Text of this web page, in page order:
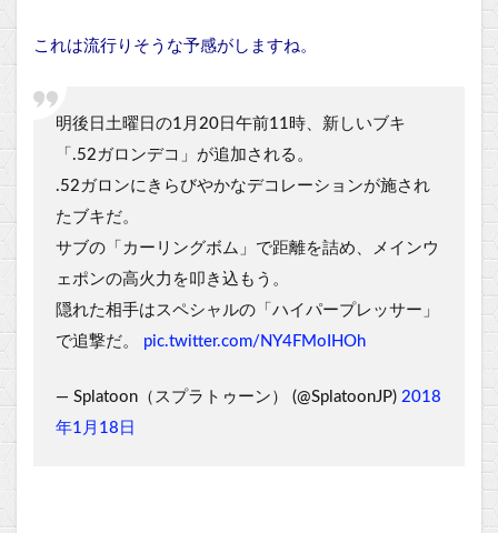
これは流行りそうな予感がしますね。
明後日土曜日の1月20日午前11時、新しいブキ
「.52ガロンデコ」が追加される。
.52ガロンにきらびやかなデコレーションが施され
たブキだ。
サブの「カーリングボム」で距離を詰め、メインウ
ェポンの高火力を叩き込もう。
隠れた相手はスペシャルの「ハイパープレッサー」
で追撃だ。 pic.twitter.com/NY4FMoIHOh
— Splatoon（スプラトゥーン） (@SplatoonJP) 2018
年1月18日